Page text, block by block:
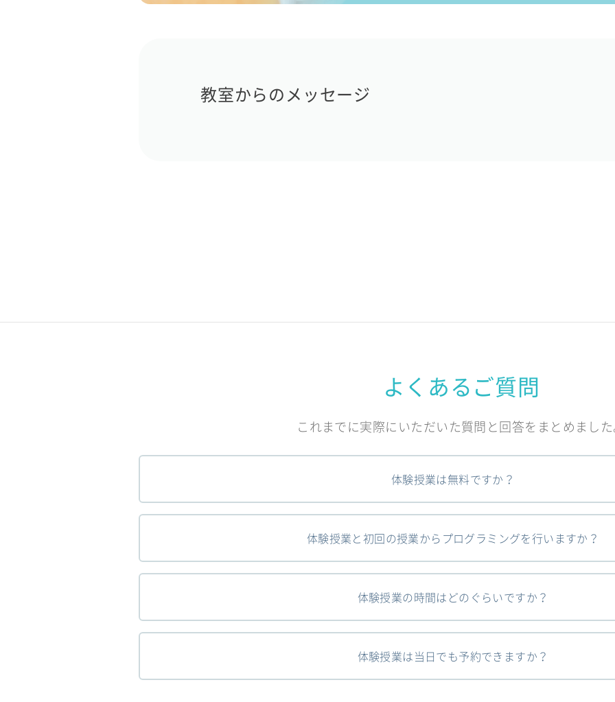
教室からのメッセージ
よくあるご質問
これまでに実際にいただいた質問と回答をまとめまし
体験授業は無料ですか？
体験授業と初回の授業からプログラミングを行いますか？
体験授業の時間はどのぐらいですか？
体験授業は当日でも予約できますか？